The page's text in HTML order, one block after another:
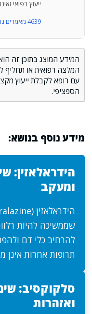
ייעוץ רפואי
4639 מאמרים נוספים
המידע המוצג בתוכן זה
המלצה רפואית או תחליף
עם רופא לקבלת ייעוץ
הספציפי.
מידע נוסף בנושא:
הידראלאזין:
ומעקב
שממשיכה להיות
להרחיב כלי דם
תרופות אחרות אינן
סלקוקסיב:
ואזהרות